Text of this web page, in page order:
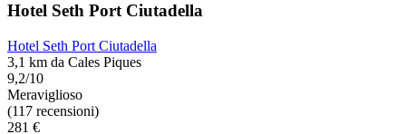
Hotel Seth Port Ciutadella
Hotel Seth Port Ciutadella
3,1 km da Cales Piques
9,2/10
Meraviglioso
(117 recensioni)
281 €